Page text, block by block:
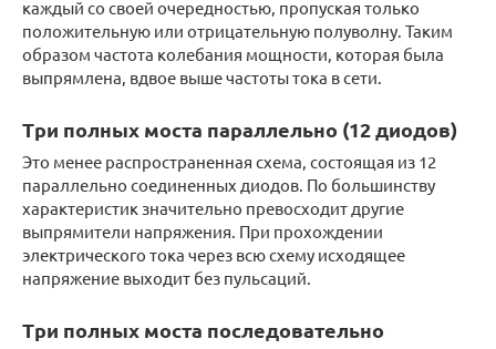
каждый со своей очередностью, пропуская только
положительную или отрицательную полуволну. Таким
образом частота колебания мощности, которая была
выпрямлена, вдвое выше частоты тока в сети.
Три полных моста параллельно (12 диодов)
Это менее распространенная схема, состоящая из 12
параллельно соединенных диодов. По большинству
характеристик значительно превосходит другие
выпрямители напряжения. При прохождении
электрического тока через всю схему исходящее
напряжение выходит без пульсаций.
Три полных моста последовательно